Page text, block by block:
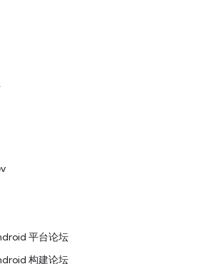
平台论坛
构建论坛